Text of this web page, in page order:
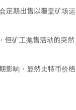
定期出售以覆盖矿场运
但矿工抛售活动的突然
影响，显然比特币价格